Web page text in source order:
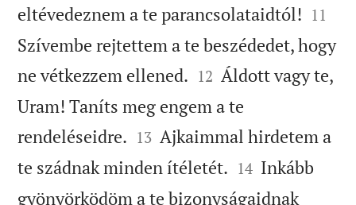
eltévedeznem a te parancsolataidtól! 

11
Szívembe rejtettem a te beszédedet, hogy
ne vétkezzem ellened. 

12 Áldott vagy te,
Uram! Taníts meg engem a te
rendeléseidre. 

13 Ajkaimmal hirdetem a
te szádnak minden ítéletét. 

14 Inkább
gyönyörködöm a te bizonyságaidnak